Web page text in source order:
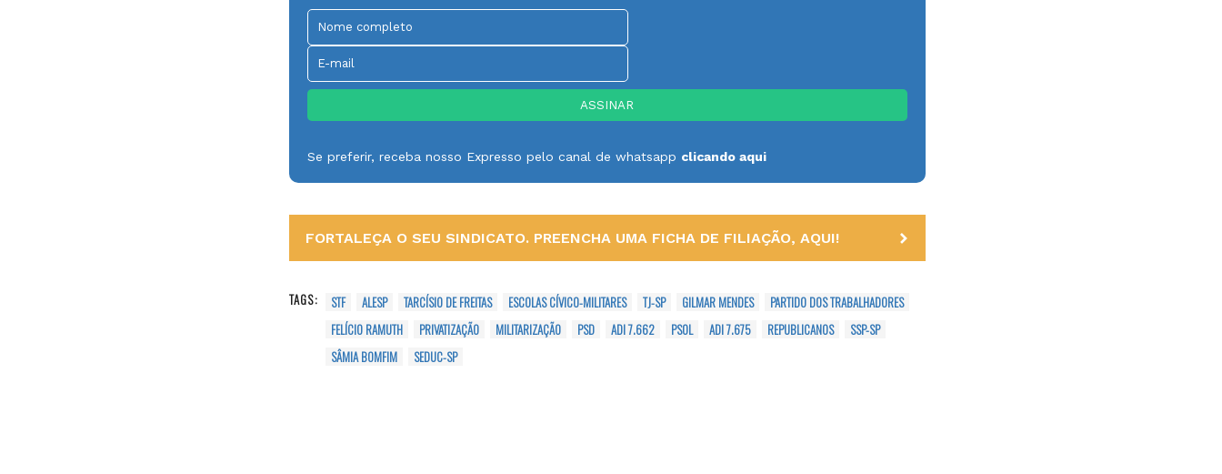
Se preferir, receba nosso Expresso pelo canal de whatsapp clicando aqui
FORTALEÇA O SEU SINDICATO. PREENCHA UMA FICHA DE FILIAÇÃO, AQUI!
TAGS: STF ALESP TARCÍSIO DE FREITAS ESCOLAS CÍVICO-MILITARES TJ-SP GILMAR MENDES
PARTIDO DOS TRABALHADORES
FELÍCIO RAMUTH
PRIVATIZAÇÃO MILITARIZAÇÃO PSD ADI 7.662 PSOL ADI 7.675 REPUBLICANOS
SSP-SP
SÂMIA BOMFIM
SEDUC-SP